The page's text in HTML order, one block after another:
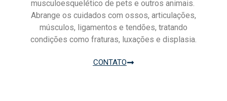
musculoesquelético de pets e outros animais.
Abrange os cuidados com ossos, articulações,
músculos, ligamentos e tendões, tratando
condições como fraturas, luxações e displasia.
CONTATO